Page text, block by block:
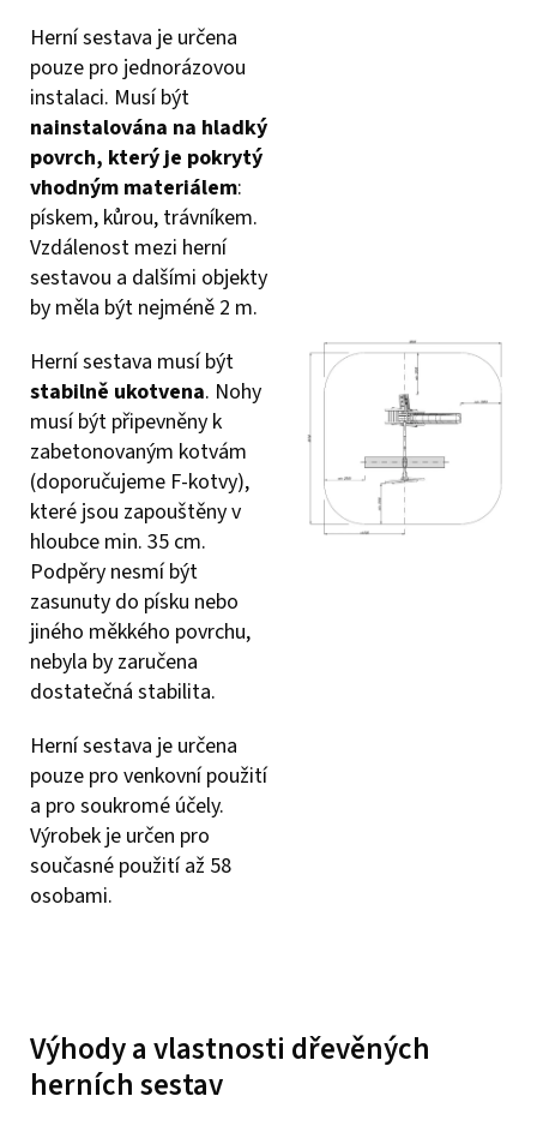
Herní sestava je určena
pouze pro jednorázovou
instalaci. Musí být
nainstalována na hladký
povrch, který je pokrytý
vhodným materiálem:
pískem, kůrou, trávníkem.
Vzdálenost mezi herní
sestavou a dalšími objekty
by měla být nejméně 2 m.
Herní sestava musí být
stabilně ukotvena. Nohy
musí být připevněny k
zabetonovaným kotvám
(doporučujeme F-kotvy),
které jsou zapouštěny v
hloubce min. 35 cm.
Podpěry nesmí být
zasunuty do písku nebo
jiného měkkého povrchu,
nebyla by zaručena
dostatečná stabilita.
Herní sestava je určena
pouze pro venkovní použití
a pro soukromé účely.
Výrobek je určen pro
současné použití až 58
osobami.
Výhody a vlastnosti dřevěných
herních sestav